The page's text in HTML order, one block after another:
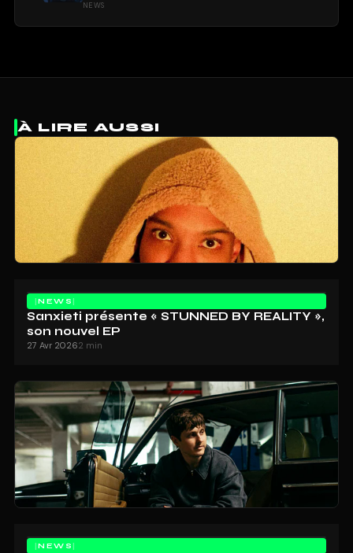
NEWS
À LIRE AUSSI
NEWS
Sanxieti présente « STUNNED BY REALITY »,
son nouvel EP
27 Avr 20262 min
NEWS